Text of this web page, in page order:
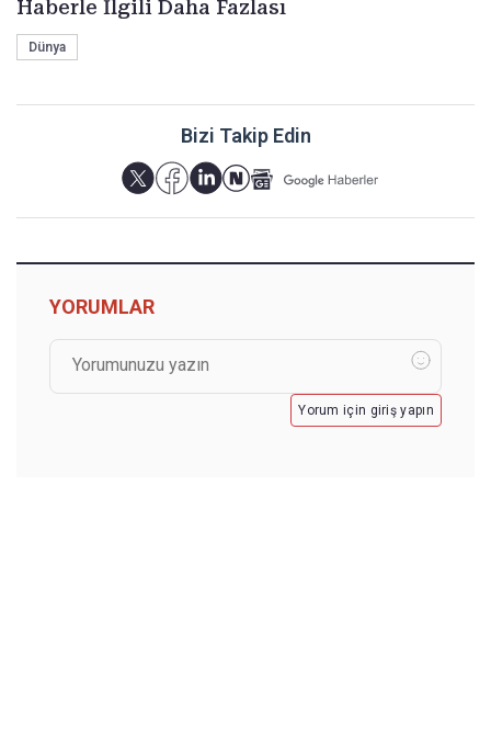
Haberle İlgili Daha Fazlası
Dünya
Bizi Takip Edin
YORUMLAR
Yorum için giriş yapın